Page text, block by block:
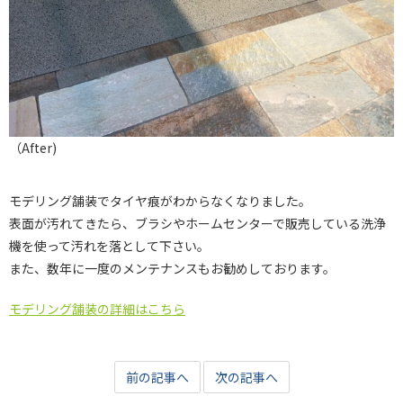
（After)
モデリング舗装でタイヤ痕がわからなくなりました。
表面が汚れてきたら、ブラシやホームセンターで販売している洗浄
機を使って汚れを落として下さい。
また、数年に一度のメンテナンスもお勧めしております。
モデリング舗装の詳細はこちら
前の記事へ 次の記事へ